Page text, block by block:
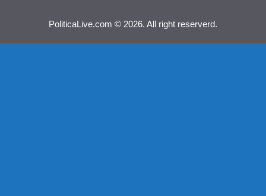
PoliticaLive.com © 2026. All right reserverd.